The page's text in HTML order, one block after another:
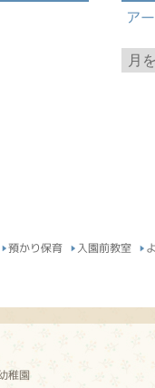
ア
ア
ー
預かり保育 入園前教室
稚園